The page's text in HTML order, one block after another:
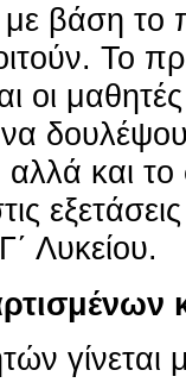
βάση το
Το
οι
αλλά και
Λυ­κεί­ου.
γί­νε­ται